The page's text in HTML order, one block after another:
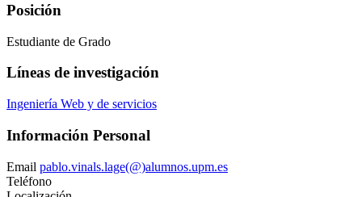
Posición
Estudiante de Grado
Líneas de investigación
Ingeniería Web y de servicios
Información Personal
Email pablo.vinals.lage(@)alumnos.upm.es
Teléfono